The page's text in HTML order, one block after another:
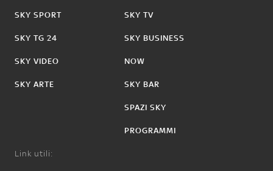
SKY SPORT
SKY TG 24
SKY VIDEO
SKY ARTE
SKY TV
SKY BUSINESS
NOW
SKY BAR
SPAZI SKY
PROGRAMMI
Link utili: